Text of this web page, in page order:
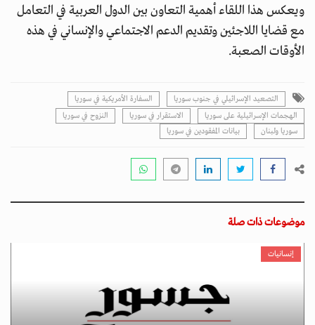
ويعكس هذا اللقاء أهمية التعاون بين الدول العربية في التعامل
مع قضايا اللاجئين وتقديم الدعم الاجتماعي والإنساني في هذه
الأوقات الصعبة.
التصعيد الإسرائيلي في جنوب سوريا
السفارة الأمريكية في سوريا
الهجمات الإسرائيلية على سوريا
الاستقرار في سوريا
النزوح في سوريا
سوريا ولبنان
بيانات المفقودين في سوريا
موضوعات ذات صلة
إنسانيات